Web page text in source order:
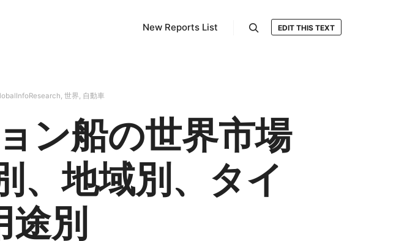
New Reports List EDIT THIS TEXT
, 世界, 自動車
ン船の世界市場
、地域別、タイ
途別